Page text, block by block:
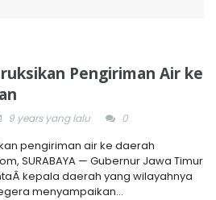
Pengiriman Air ke
9 years yang lalu 0
pengiriman air ke daerah
SURABAYA — Gubernur Jawa Timur
kepala daerah yang wilayahnya
menyampaikan...